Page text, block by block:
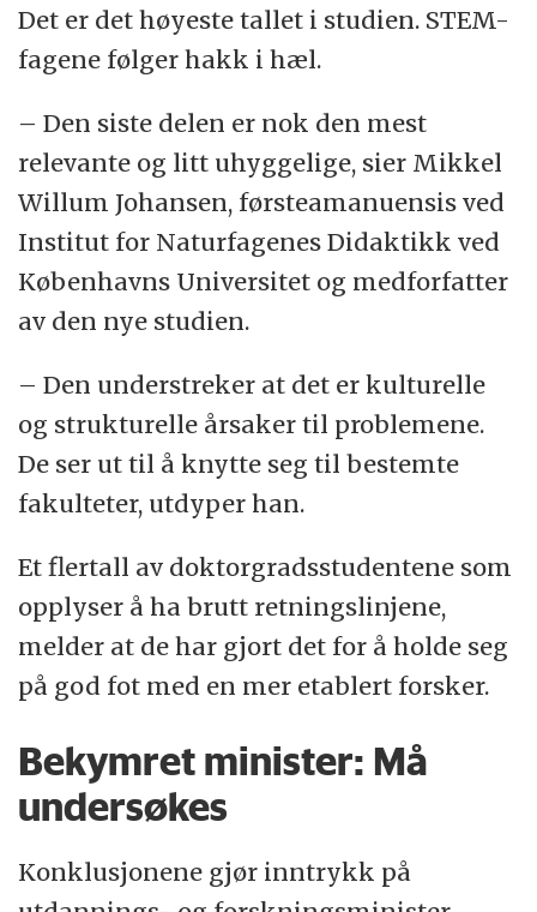
Det er det høyeste tallet i studien. STEM-
fagene følger hakk i hæl.
– Den siste delen er nok den mest
relevante og litt uhyggelige, sier Mikkel
Willum Johansen, førsteamanuensis ved
Institut for Naturfagenes Didaktikk ved
Københavns Universitet og medforfatter
av den nye studien.
– Den understreker at det er kulturelle
og strukturelle årsaker til problemene.
De ser ut til å knytte seg til bestemte
fakulteter, utdyper han.
Et flertall av doktorgradsstudentene som
opplyser å ha brutt retningslinjene,
melder at de har gjort det for å holde seg
på god fot med en mer etablert forsker.
Bekymret minister: Må
undersøkes
Konklusjonene gjør inntrykk på